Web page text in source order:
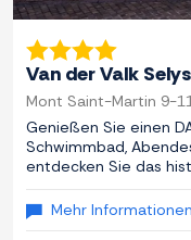
Van der Valk
Mont Saint-Martin 9-
Genießen Sie einen
Schwimmbad,
entdecken Sie das
Mehr Informationen